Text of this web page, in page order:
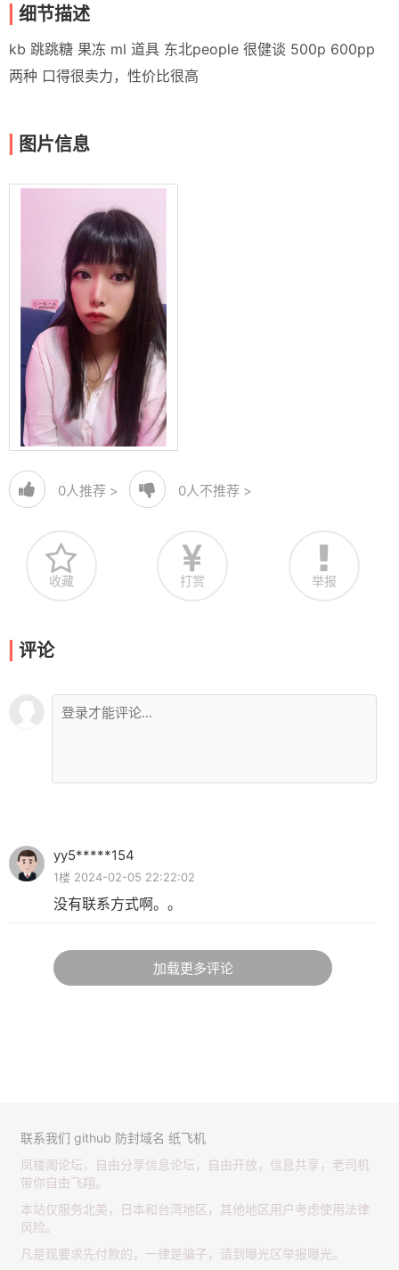
细节描述
kb 跳跳糖 果冻 ml 道具 东北people 很健谈 500p 600pp
两种 口得很卖力，性价比很高
图片信息
0人推荐 > 0人不推荐 >
收藏 打赏 举报
评论
yy5*****154
1楼 2024-02-05 22:22:02
没有联系方式啊。。
加载更多评论
联系我们 github 防封域名 纸飞机
凤楼阁论坛，自由分享信息论坛，自由开放，信息共享，老司机
带你自由飞翔。
本站仅服务北美，日本和台湾地区，其他地区用户考虑使用法律
风险。
凡是现要求先付款的，一律是骗子，请到曝光区举报曝光。